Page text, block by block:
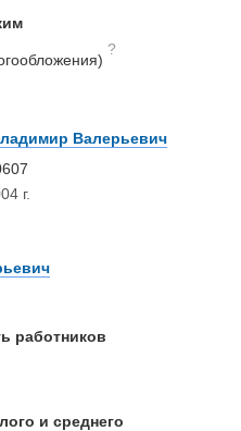
?
Валерьевич
г.
работников
и среднего